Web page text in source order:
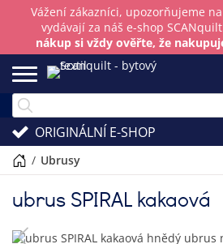
Vážení zákazníci, upozorňujeme
vydávají za náš e-shop
nákup si vždy ověřte, že
ORIGINÁLNÍ E-SHOP
/ ubrusy
ubrus SPIRAL kakaová